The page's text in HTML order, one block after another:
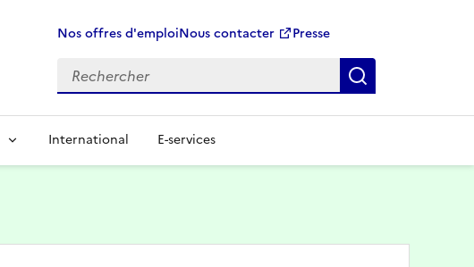
Nos offres d'emploiNous contacter Presse
International E-services